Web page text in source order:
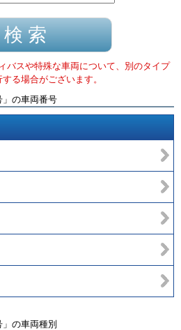
バスや特殊な車両について、別のタイプ
る場合がございます。
」 の車両番号
の車両種別